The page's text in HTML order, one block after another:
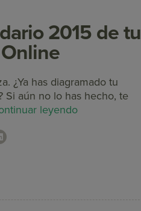
2015 de tu
¿Ya has diagramado tu
Si aún no lo has hecho, te
leyendo